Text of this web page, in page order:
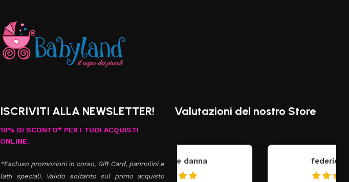
ISCRIVITI ALLA NEWSLETTER!
10% DI SCONTO* PER I TUOI ACQUISTI
ONLINE.
*Escluso promozioni in corso, Gift Card, pannolini e
latti speciali. Valido soltanto sul primo acquisto
Valutazioni del nostro Store
annavale danna